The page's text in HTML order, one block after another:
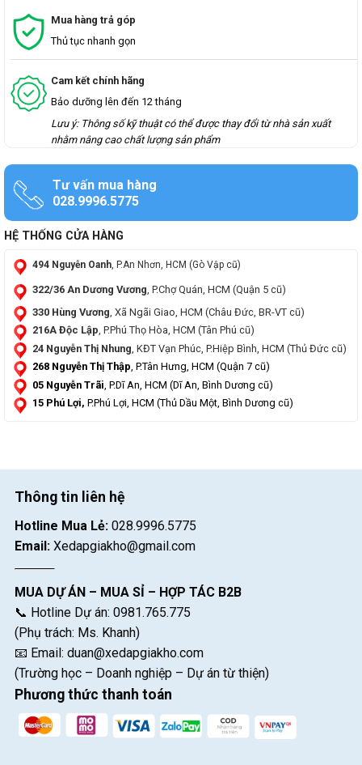
Mua hàng trả góp
Thủ tục nhanh gọn
Cam kết chính hãng
Bảo dưỡng lên đến 12 tháng
Lưu ý: Thông số kỹ thuật có thể được thay đổi từ nhà sản xuất
nhằm nâng cao chất lượng sản phẩm
Tư vấn mua hàng
028.9996.5775
HỆ THỐNG CỬA HÀNG
494 Nguyễn Oanh, P.An Nhơn, HCM (Gò Vập cũ)
322/36 An Dương Vương , P.Chợ Quán, HCM (Quận 5 cũ)
330 Hùng Vương , Xã Ngãi Giao, HCM (Châu Đức, BR-VT cũ)
216A Độc Lập, P.Phú Thọ Hòa, HCM (Tân Phú cũ)
24 Nguyễn Thị Nhung , KĐT Vạn Phúc, P.Hiệp Bình, HCM (Thủ Đức cũ)
268 Nguyễn Thị Thập, P.Tân Hưng, HCM (Quận 7 cũ)
05 Nguyễn Trãi , P.Dĩ An, HCM (Dĩ An, Bình Dương cũ)
15 Phú Lợi, P.Phú Lợi, HCM (Thủ Dầu Một, Bình Dương cũ)
Thông tin liên hệ
Hotline Mua Lẻ: 028.9996.5775
Email: Xedapgiakho@gmail.com
MUA DỰ ÁN – MUA SỈ – HỢP TÁC B2B
📞 Hotline Dự án: 0981.765.775
(Phụ trách: Ms. Khanh)
📧 Email: duan@xedapgiakho.com
(Trường học – Doanh nghiệp – Dự án từ thiện)
Phương thức thanh toán